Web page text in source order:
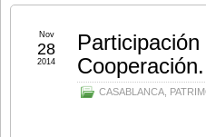
CASABLANCA
Nov
28
2014